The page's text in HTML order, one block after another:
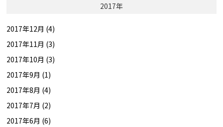
2017年
2017年12月 (4)
2017年11月 (3)
2017年10月 (3)
2017年9月 (1)
2017年8月 (4)
2017年7月 (2)
2017年6月 (6)